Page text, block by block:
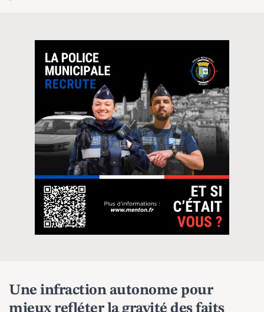
Une infraction autonome pour
mieux refléter la gravité des faits